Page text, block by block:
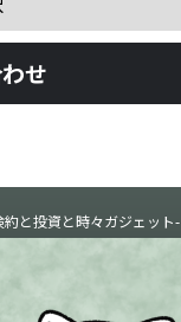
せ
約と投資と時々ガジェット-